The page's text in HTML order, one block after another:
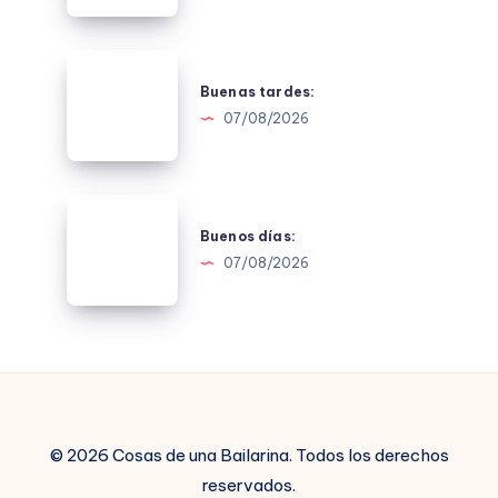
Buenas tardes:
07/08/2026
Buenos días:
07/08/2026
© 2026 Cosas de una Bailarina. Todos los derechos
reservados.